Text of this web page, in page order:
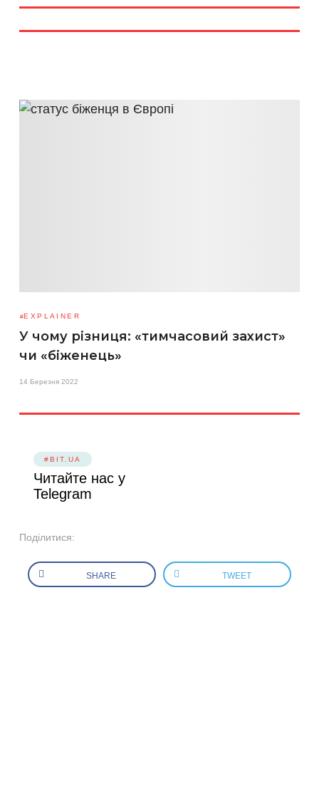
EXPLAINER
У чому різниця: «тимчасовий захист»
чи «біженець»
14 Березня 2022
#BIT.UA
Читайте нас у
Telegram
Поділитися:
SHARE TWEET